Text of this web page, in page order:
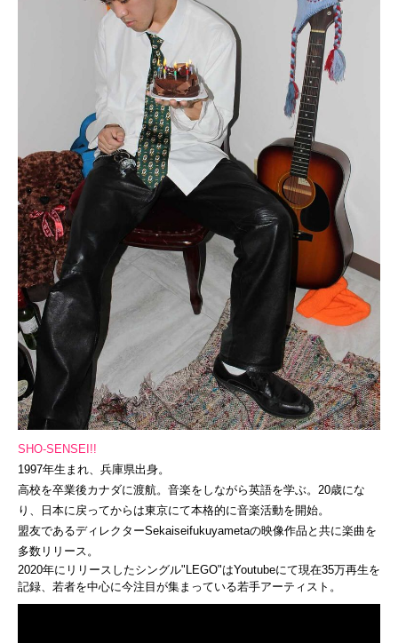
SHO-SENSEI!!
1997年生まれ、兵庫県出身。
高校を卒業後カナダに渡航。音楽をしながら英語を学ぶ。 20歳にな
り、日本に戻ってからは東京にて本格的に音楽活動を開始。
盟友であるディレクターSekaiseifukuyametaの映像作品と共に楽曲を
多数リリース。
2020年にリリースしたシングル"LEGO"はYoutubeにて現在35万再生を
記録、 若者を中心に今注目が集まっている若手アーティスト。